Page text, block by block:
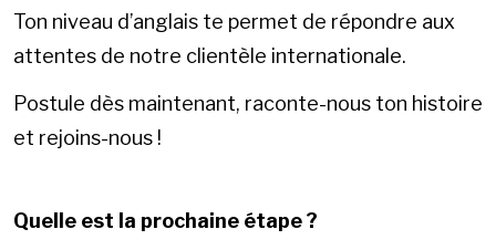
Ton niveau d’anglais te permet de répondre aux
attentes de notre clientèle internationale.
Postule dès maintenant, raconte-nous ton histoire
et rejoins-nous !
Quelle est la prochaine étape ?